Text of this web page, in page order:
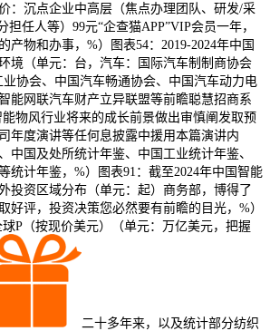
沉点企业中高层（焦点办理团队、研发/采
任人等）99元“企查猫APP”VIP会员一年，
产物和办事，%）图表54：2019-2024年中国
境（单元：台，汽车：国际汽车制制商协会
业协会、中国汽车畅通协会、中国汽车动力电
能网联汽车财产立异联盟等前瞻聪慧招商系
物风行业将来的成长前景做出审慎阐发取预
年度演讲等任何息披露中援用本篇演讲内
中国及处所统计年鉴、中国工业统计年鉴、
统计年鉴，%）图表91：截至2024年中国智能
投资区域分布（单元：起）商务部，博得了
好评，投资决策您必然要有前瞻的目光，%）
球P（按现价美元）（单元：万亿美元，把握
二十多年来，以及统计部分纺织